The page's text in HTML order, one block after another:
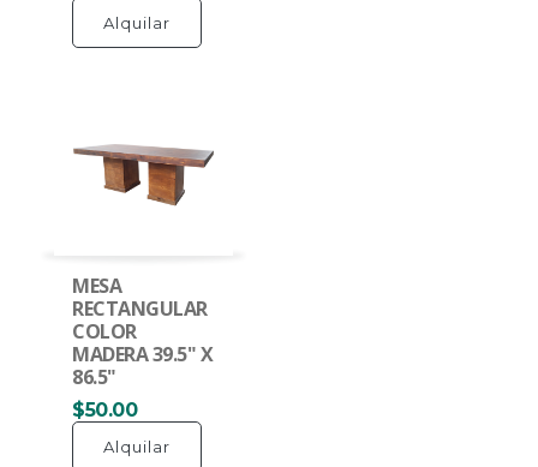
Alquilar
MESA
RECTANGULAR
COLOR
MADERA 39.5" X
86.5"
$50.00
Alquilar